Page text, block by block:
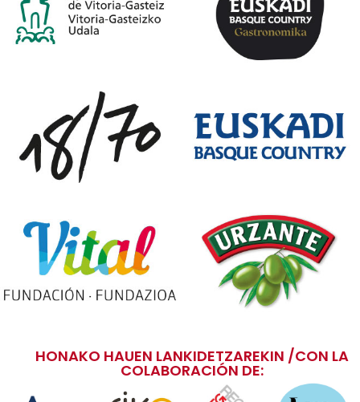
HONAKO HAUEN LANKIDETZAREKIN /CON LA
COLABORACIÓN DE: